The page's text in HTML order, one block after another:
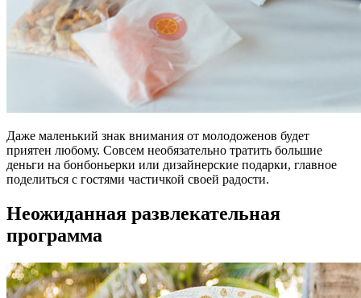
Даже маленький знак внимания от молодоженов будет
приятен любому. Совсем необязательно тратить большие
деньги на бонбоньерки или дизайнерские подарки, главное
поделиться с гостями частичкой своей радости.
Неожиданная развлекательная
программа